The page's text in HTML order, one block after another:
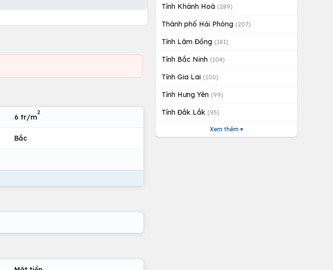
6 tr/m
2
Bắc
Tỉnh Khánh Hoà (289)
Thành phố Hải Phòng (207)
Tỉnh Lâm Đồng (181)
Tỉnh Bắc Ninh (104)
Tỉnh Gia Lai (100)
Tỉnh Hưng Yên (99)
Tỉnh Đắk Lắk (95)
Xem thêm ▾